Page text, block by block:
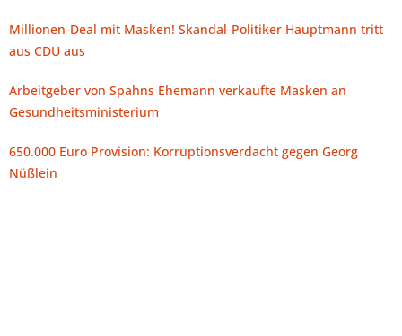
Millionen-Deal mit Masken! Skandal-Politiker Hauptmann tritt
aus CDU aus
Arbeitgeber von Spahns Ehemann verkaufte Masken an
Gesundheitsministerium
650.000 Euro Provision: Korruptionsverdacht gegen Georg
Nüßlein